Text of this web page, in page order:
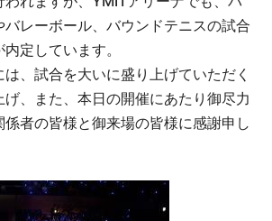
バレーボール、バウンドテニスの試合
定しています。
、試合を大いに盛り上げていただく
げ、また、本日の開催にあたり御尽力
者の皆様と御来場の皆様に感謝申し